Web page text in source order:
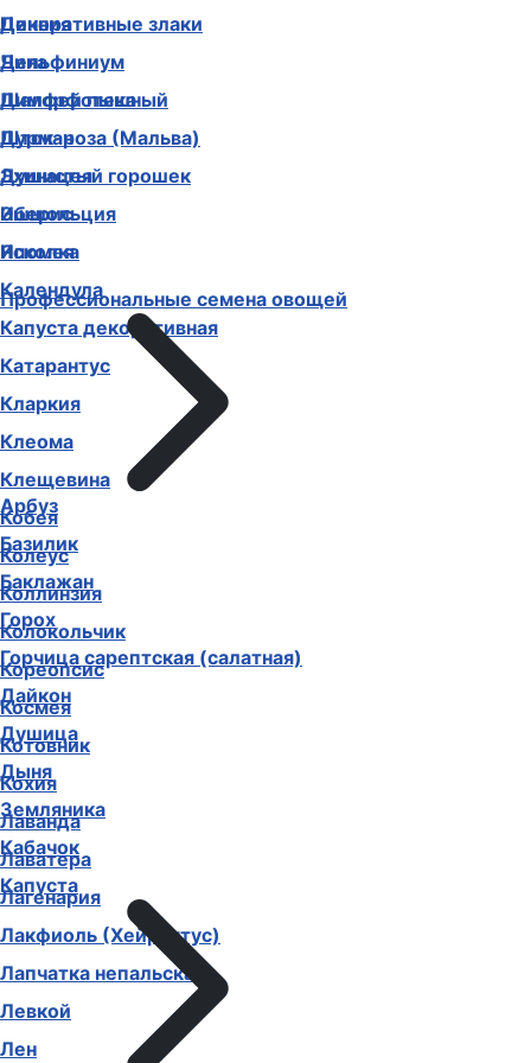
Декоративные злаки
Дельфиниум
Диморфотека
Дурман
Душистый горошек
Иберис
Ипомея
Календула
Капуста декоративная
Катарантус
Кларкия
Клеома
Клещевина
Кобея
Колеус
Коллинзия
Колокольчик
Кореопсис
Космея
Котовник
Кохия
Лаванда
Лаватера
Лагенария
Лакфиоль (Хейрантус)
Лапчатка непальская
Левкой
Лен
Цинния
Чина
Шалфей пышный
Шток-роза (Мальва)
Эхинацея
Эшшольция
Ясколка
Профессиональные семена овощей
Арбуз
Базилик
Баклажан
Горох
Горчица сарептская (салатная)
Дайкон
Душица
Дыня
Земляника
Кабачок
Капуста